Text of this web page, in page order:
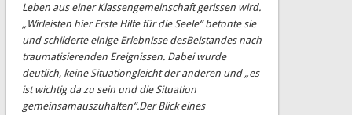
Leben aus einer Klassengemeinschaft gerissen wird.
„Wirleisten hier Erste Hilfe für die Seele“ betonte sie
und schilderte einige Erlebnisse desBeistandes nach
traumatisierenden Ereignissen. Dabei wurde
deutlich, keine Situationgleicht der anderen und „es
ist wichtig da zu sein und die Situation
gemeinsamauszuhalten“.Der Blick eines